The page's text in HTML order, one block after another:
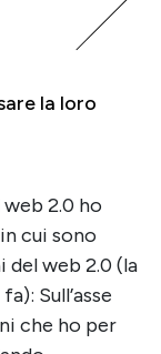
la loro
2.0 ho
cui sono
web 2.0 (la
Sull’asse
che ho per